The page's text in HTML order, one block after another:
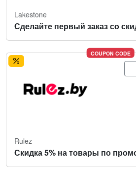
Lakestone
Сделайте первый заказ со
COUPON CODE
Rulez
Скидка 5% на товары по